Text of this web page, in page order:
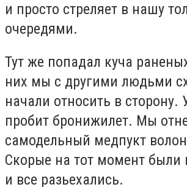
и просто стреляет в нашу
очередями.
Тут же попадал куча
них мы с другими людьми
начали относить в сторону.
пробит бронижилет. Мы
самодельный медпукт
Скорые на тот момент были
и все разьехались.